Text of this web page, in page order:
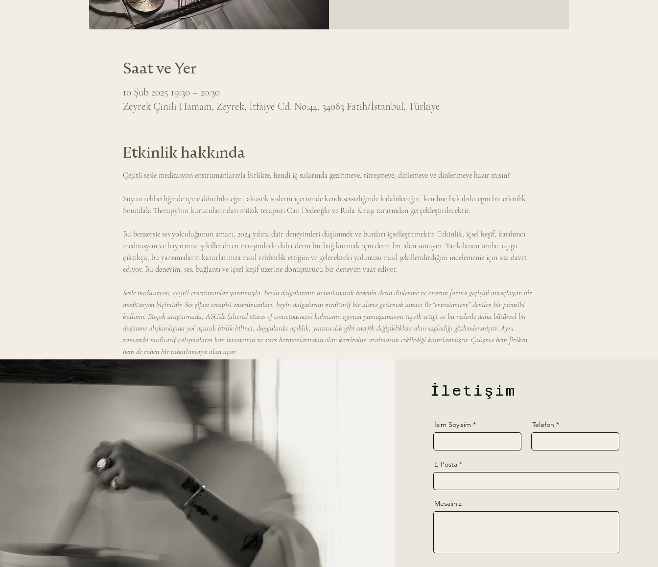
Saat ve Yer
10 Şub 2025 19:30 – 20:30
Zeyrek Çinili Hamam, Zeyrek, İtfaiye Cd. No:44, 34083 Fatih/İstanbul, Türkiye
Etkinlik hakkında
Çeşitli sesle meditasyon enstrümanlarıyla birlikte, kendi iç sularında gezinmeye, titreşmeye, dinlemeye ve dinlenmeye hazır mısın?
Suyun rehberliğinde içine dönebileceğin, akustik seslerin içerisinde kendi sessizliğinde kalabileceğin, kendine bakabileceğin bir etkinlik,
Soundala Therapy’nin kurucularından müzik terapisti Can Dedeoğlu ve Rida Kıraşı tarafından gerçekleştirilecektir.
Bu benzersiz ses yolculuğunun amacı, 2024 yılına dair deneyimleri düşünmek ve bunları içselleştirmektir. Etkinlik, içsel keşif, katılımcı
meditasyon ve hayatımızı şekillendiren titreşimlerle daha derin bir bağ kurmak için derin bir alan sunuyor. Yankılanan tonlar açığa
çıktıkça, bu yansımaların kararlarınıza nasıl rehberlik ettiğini ve gelecekteki yolunuzu nasıl şekillendirdiğini incelemeniz için sizi davet
ediyor. Bu deneyim, ses, bağlantı ve içsel keşif üzerine dönüştürücü bir deneyim vaat ediyor.
Sesle meditasyon, çeşitli enstrümanlar yardımıyla, beyin dalgalarının uyumlanarak bedenin derin dinlenme ve onarım fazına geçişini amaçlayan bir
meditasyon biçimidir. Ses şifası terapisi enstrümanları, beyin dalgalarını meditatif bir alana getirmek amacı ile “entrainment” denilen bir prensibi
kullanır. Birçok araştırmada, ASC’de (altered states of consciousness) kalmanın egonun yumuşamasını teşvik ettiği ve bu nedenle daha bütünsel bir
düşünme alışkanlığına yol açarak birlik bilinci, duygularda açıklık, yaratıcılık gibi enerjik değişikliklere alan sağladığı gözlemlenmiştir. Aynı
zamanda meditatif çalışmaların kan basıncının ve stres hormonlarından olan kortizolun azalmasını etkilediği kanıtlanmıştır. Çalışma hem fiziken
hem de ruhen bir rahatlamaya alan açar.
İletişim
İsim Soyisim Telefon
E-Posta
Mesajınız